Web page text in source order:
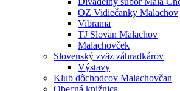
OZ Vidiečanky Malachov
Vibrama
TJ Slovan Malachov
Malachovček
Slovenský zväz záhradkárov
Výstavy
Klub dôchodcov Malachovčan
Obecná knižnica